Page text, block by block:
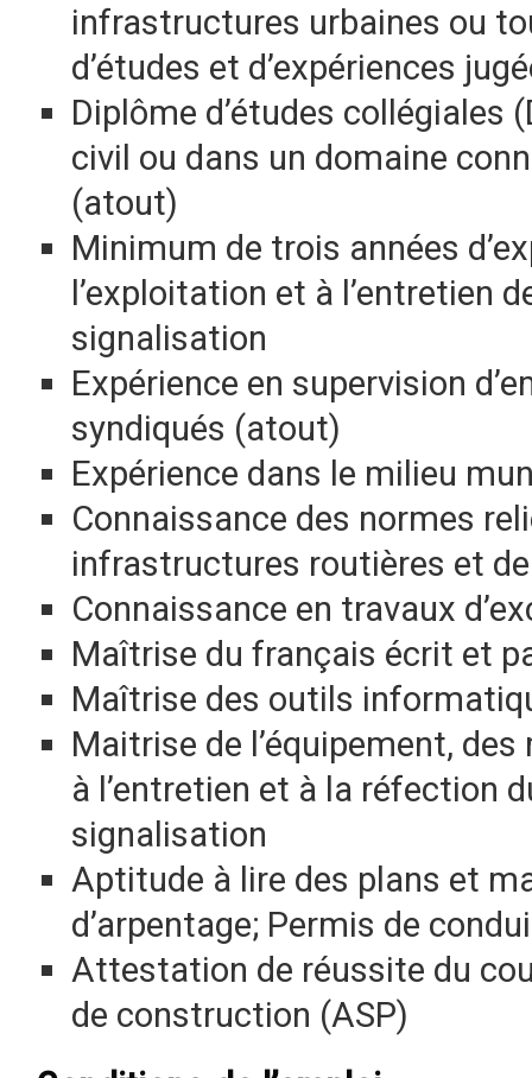
infrastructures urbaines ou
d’études et d’expériences
Diplôme d’études collégiales
civil ou dans un domaine
(atout)
Minimum de trois années
l’exploitation et à l’entretien
signalisation
Expérience en supervision
syndiqués (atout)
Expérience dans le milieu
Connaissance des normes
infrastructures routières et
Connaissance en travaux
Maîtrise du français écrit et
Maîtrise des outils
Maitrise de l’équipement,
à l’entretien et à la réfection
signalisation
Aptitude à lire des plans et
d’arpentage; Permis de
Attestation de réussite du
de construction (ASP)